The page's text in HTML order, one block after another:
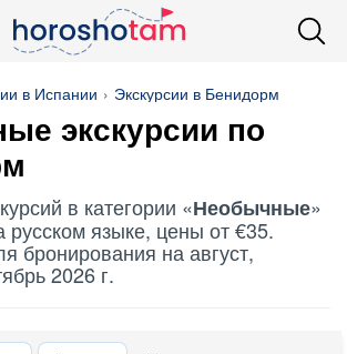
в Испании Экскурсии в Бенидорм
экскурсии по
в категории «Необычные»
языке, цены от €35.
бронирования на август,
2026 г.